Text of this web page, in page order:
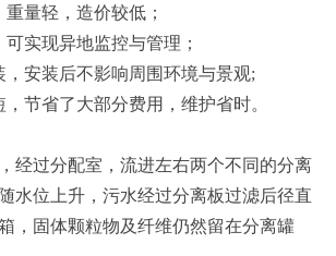
量轻，造价较低；
实现异地监控与管理；
，安装后不影响周围环境与景观;
节省了大部分费用，维护省时。
期：
经过分配室，流进左右两个不同的分离
水位上升，污水经过分离板过滤后径直
，固体颗粒物及纤维仍然留在分离罐